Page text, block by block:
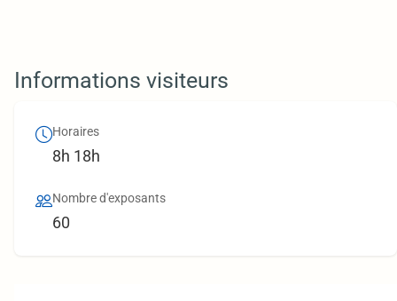
Informations visiteurs
Horaires
8h 18h
Nombre d'exposants
60